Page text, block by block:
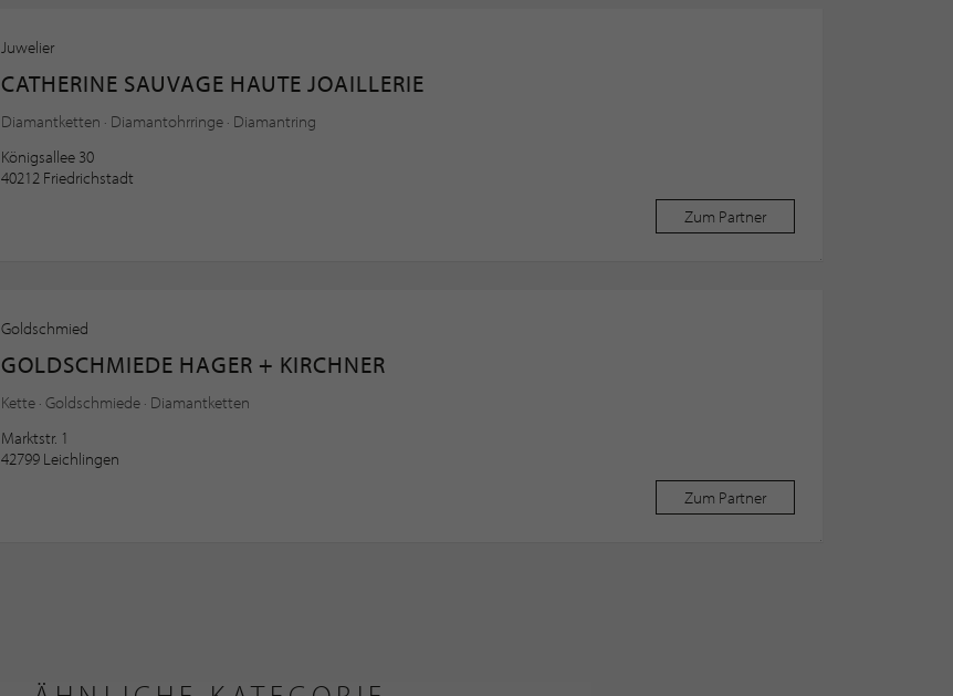
Juwelier
CATHERINE SAUVAGE HAUTE JOAILLERIE
Diamantketten · Diamantohrringe · Diamantring
Königsallee 30
40212 Friedrichstadt
Zum Partner
Goldschmied
GOLDSCHMIEDE HAGER + KIRCHNER
Kette · Goldschmiede · Diamantketten
Marktstr. 1
42799 Leichlingen
Zum Partner